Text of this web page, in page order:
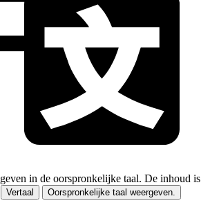
in de oorspronkelijke taal. De inhoud is
Vertaal Oorspronkelijke taal weergeven.